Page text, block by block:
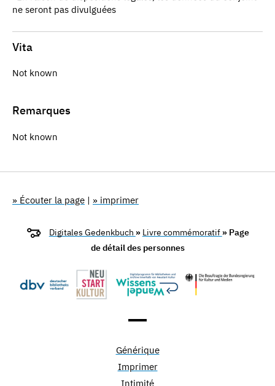
ne seront pas divulguées
Vita
Not known
Remarques
Not known
» Écouter la page | » imprimer
Digitales Gedenkbuch » Livre commémoratif » Page
de détail des personnes
Générique
Imprimer
Intimité